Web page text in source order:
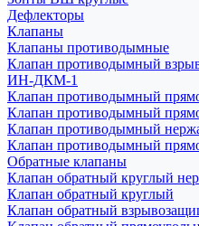
Дефлекторы
Клапаны
Клапаны противодымные
Клапан противодымный
ИН-ДКМ-1
Клапан противодымный
Клапан противодымный
Клапан противодымный
Клапан противодымный
Обратные клапаны
Клапан обратный круглый
Клапан обратный круглый
Клапан обратный